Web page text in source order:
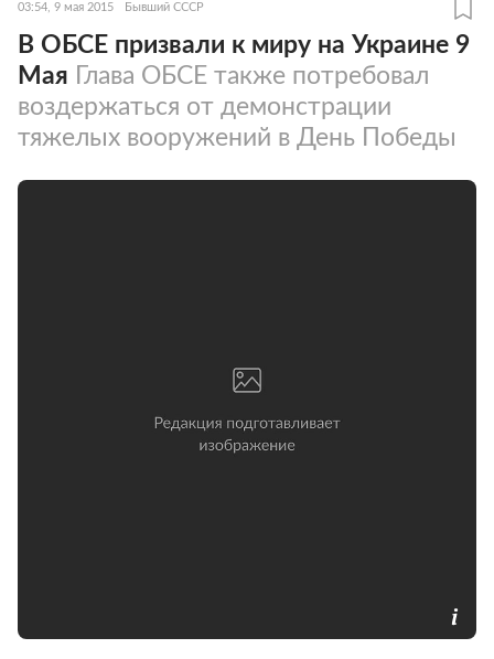
03:54, 9 мая 2015 Бывший СССР
В ОБСЕ призвали к миру на Украине 9
Мая Глава ОБСЕ также потребовал
воздержаться от демонстрации
тяжелых вооружений в День Победы